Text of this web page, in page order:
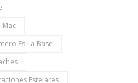
Mac
Es La Base
Estelares